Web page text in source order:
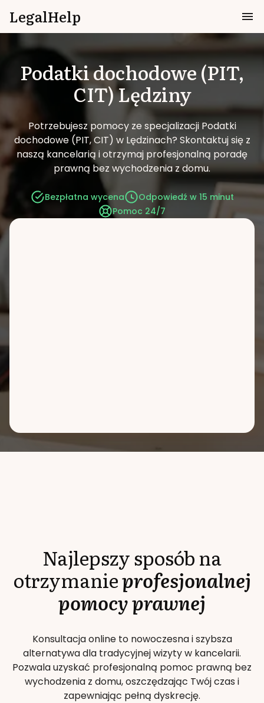
LegalHelp
Podatki dochodowe (PIT,
CIT)Lędziny
Potrzebujesz pomocy ze specjalizacji Podatki
dochodowe (PIT, CIT) w Lędzinach? Skontaktuj się z
naszą kancelarią i otrzymaj profesjonalną poradę
prawną bez wychodzenia z domu.
Bezpłatna wycena
Odpowiedź w 15 minut
Pomoc 24/7
Najlepszy sposób na
otrzymanieprofesjonalnej
pomocy prawnej
Konsultacja online to nowoczesna i szybsza
alternatywa dla tradycyjnej wizyty w kancelarii.
Pozwala uzyskać profesjonalną pomoc prawną bez
wychodzenia z domu, oszczędzając Twój czas i
zapewniając pełną dyskrecję.